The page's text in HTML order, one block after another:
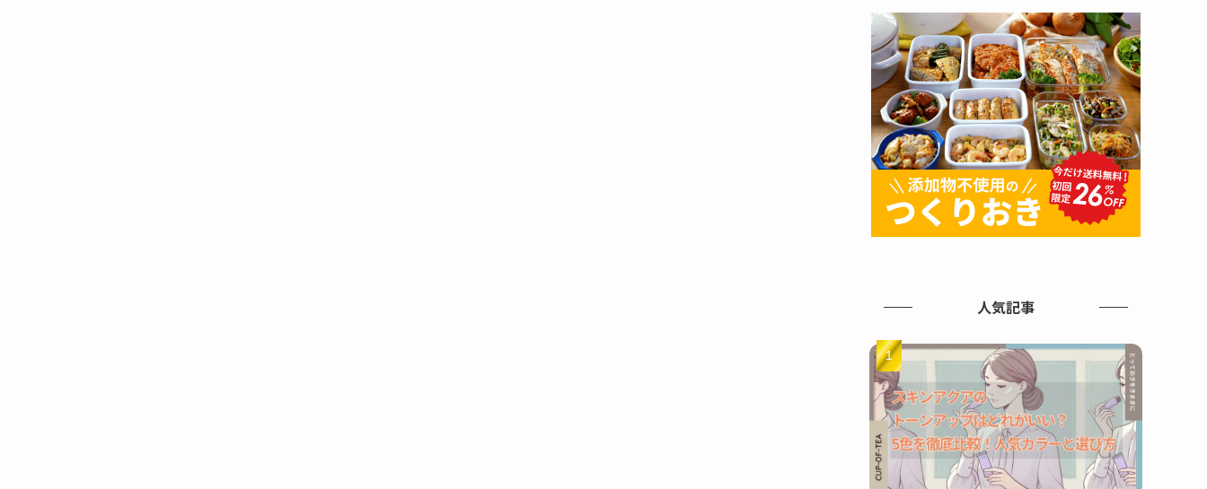
人気記事